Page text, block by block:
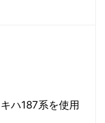
キハ187系を使用